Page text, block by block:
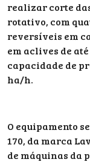
realizar corte
rotativo, com
reversíveis em
em aclives de até
capacidade de
ha/h.
O equipamento
170, da marca
de máquinas da